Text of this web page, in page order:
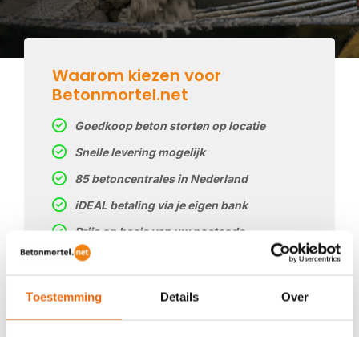
Toestemming Details Over
Waarom kiezen voor
Betonmortel.net
Goedkoop beton storten op locatie
Snelle levering mogelijk
85 betoncentrales in Nederland
iDEAL betaling via je eigen bank
Prijs op basis van uw postcode
Regelmatig nieuwe prijzen